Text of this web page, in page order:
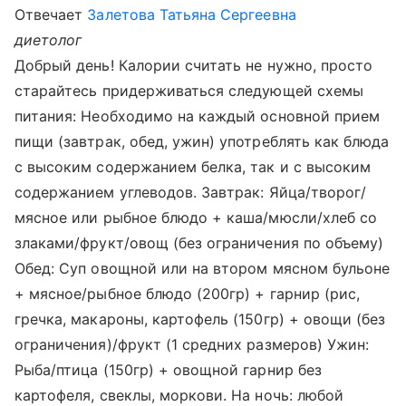
Отвечает Залетова Татьяна Сергеевна
диетолог
Добрый день! Калории считать не нужно, просто
старайтесь придерживаться следующей схемы
питания: Необходимо на каждый основной прием
пищи (завтрак, обед, ужин) употреблять как блюда
с высоким содержанием белка, так и с высоким
содержанием углеводов. Завтрак: Яйца/творог/
мясное или рыбное блюдо + каша/мюсли/хлеб со
злаками/фрукт/овощ (без ограничения по объему)
Обед: Суп овощной или на втором мясном бульоне
+ мясное/рыбное блюдо (200гр) + гарнир (рис,
гречка, макароны, картофель (150гр) + овощи (без
ограничения)/фрукт (1 средних размеров) Ужин:
Рыба/птица (150гр) + овощной гарнир без
картофеля, свеклы, моркови. На ночь: любой